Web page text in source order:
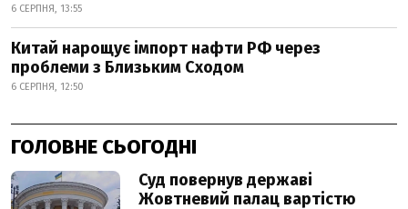
6 СЕРПНЯ, 13:55
Китай нарощує імпорт нафти РФ через
проблеми з Близьким Сходом
6 СЕРПНЯ, 12:50
ГОЛОВНЕ СЬОГОДНІ
Суд повернув державі
Жовтневий палац вартістю